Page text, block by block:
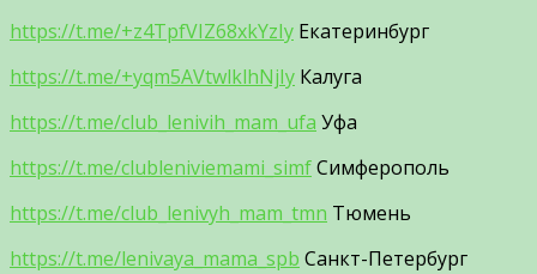
https://t.me/+z4TpfVIZ68xkYzIy Екатеринбург
https://t.me/+yqm5AVtwlklhNjIy Калуга
https://t.me/club_lenivih_mam_ufa Уфа
https://t.me/clubleniviemami_simfСимферополь
https://t.me/club_lenivyh_mam_tmn Тюмень
https://t.me/lenivaya_mama_spb Санкт-Петербург